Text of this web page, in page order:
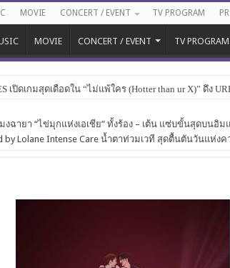
MOVIE CONCERT / EVENT TV PROGRAM
MOVIE CONCERT / EVENT TV PROGRAM
เปิดเกมสุดเดือดใน “ไม่แพ้ใคร (Hotter than ur X)” ดึง
ฉายา “ไข่มุกแห่งเอเชีย” ทั้งร้อง – เต้น แซ่บขั้นสุดบนอิม
by Lolane Intense Care น้ำตาท่วมเวที สุดตื้นตันวันแห่ง